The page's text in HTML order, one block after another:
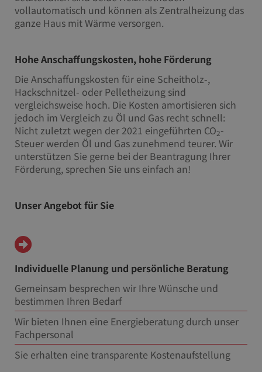
vollautomatisch und können als Zentralheizung das
ganze Haus mit Wärme versorgen.
Hohe Anschaffungskosten, hohe Förderung
Die Anschaffungskosten für eine Scheitholz-,
Hackschnitzel- oder Pelletheizung sind
vergleichsweise hoch. Die Kosten amortisieren sich
jedoch im Vergleich zu Öl und Gas recht schnell:
Nicht zuletzt wegen der 2021 eingeführten CO2-
Steuer werden Öl und Gas zunehmend teurer. Wir
unterstützen Sie gerne bei der Beantragung Ihrer
Förderung, sprechen Sie uns einfach an!
Unser Angebot für Sie
Individuelle Planung und persönliche Beratung
Gemeinsam besprechen wir Ihre Wünsche und
bestimmen Ihren Bedarf
Wir bieten Ihnen eine Energieberatung durch unser
Fachpersonal
Sie erhalten eine transparente Kostenaufstellung